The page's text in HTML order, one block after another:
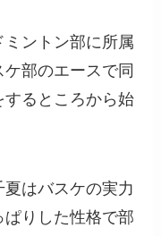
ミントン部に所属
部のエースで同
するところから始
はバスケの実力
りした性格で部